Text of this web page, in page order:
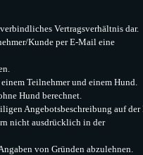
Vertragsverhältnis dar.
Kunde per E-Mail eine
Teilnehmer und einem Hund.
Hund berechnet.
Angebotsbeschreibung auf der
nicht ausdrücklich in der
von Gründen abzulehnen.